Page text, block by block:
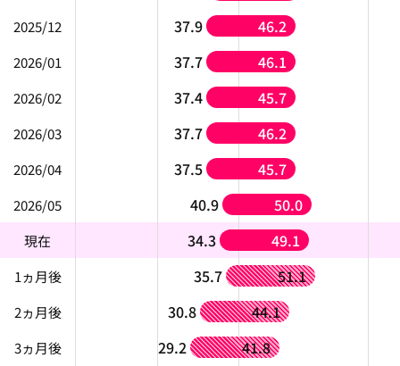
2025/12 37.9 46.2
2026/01 37.7 46.1
2026/02 37.4 45.7
2026/03 37.7 46.2
2026/04 37.5 45.7
2026/05 40.9 50.0
現在 34.3 49.1
1ヵ月後 35.7 51.1
2ヵ月後 30.8 44.1
3ヵ月後 29.2 41.8